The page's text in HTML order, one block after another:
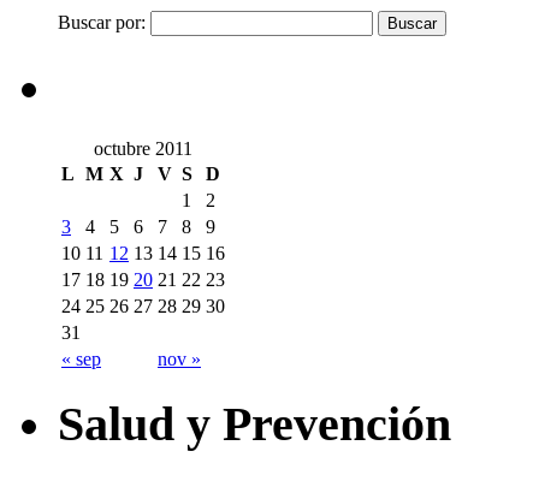
Buscar por:
octubre 2011
L M X J V S D
« sep nov »
1
2
3
4 5 6 7 8
9
10 11 12 13 14 15 16
17 18 19 20 21 22 23
24 25 26 27 28 29 30
31
Salud y Prevención